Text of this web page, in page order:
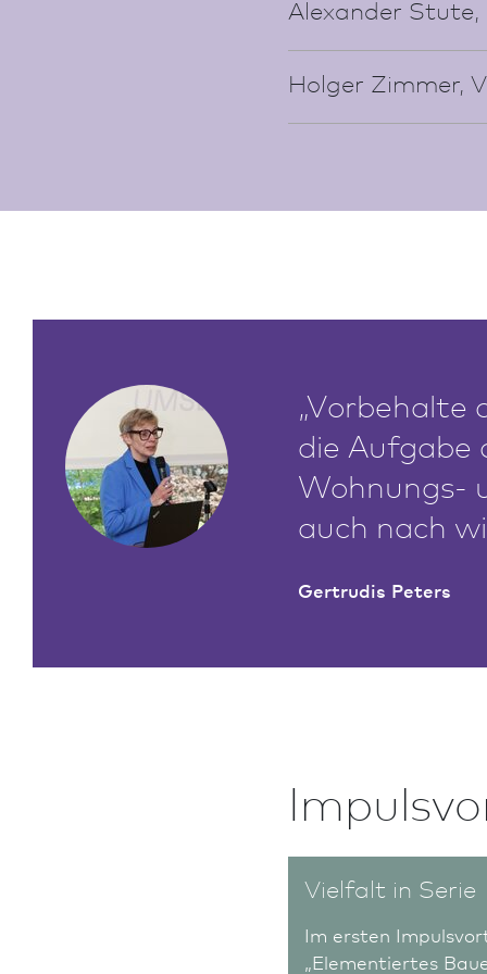
Alexander
Holger Zimmer,
die Aufgabe
Wohnungs-
auch nach
Gertrudis Peters
Vielfalt in Serie
Im ersten
„Elementiertes